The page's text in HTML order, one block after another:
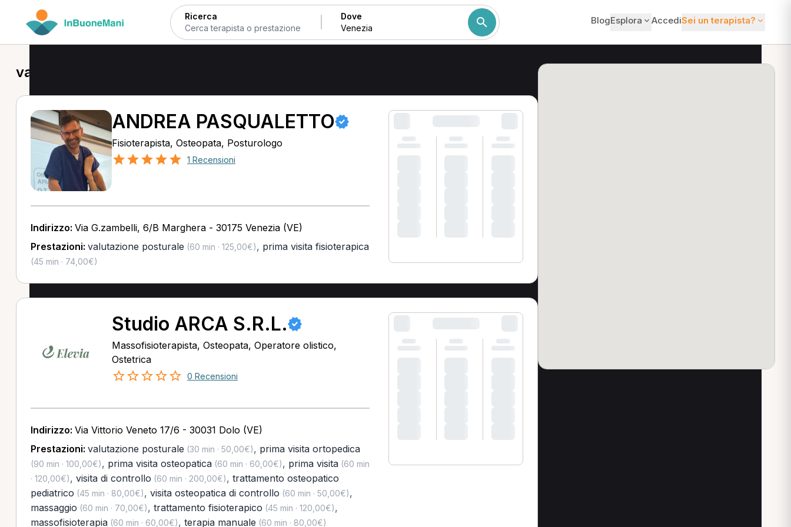
Ricerca Dove BlogEsplora AccediSei un terapista?
valutazione posturale a Venezia
ANDREA PASQUALETTO
Fisioterapista, Osteopata, Posturologo
1 Recensioni
Indirizzo: Via G.zambelli, 6/B Marghera - 30175 Venezia (VE)
Prestazioni: valutazione posturale (60 min · 125,00€), prima visita fisioterapica
(45 min · 74,00€)
Studio ARCA S.R.L.
Massofisioterapista, Osteopata, Operatore olistico,
Ostetrica
0 Recensioni
Indirizzo: Via Vittorio Veneto 17/6 - 30031 Dolo (VE)
Prestazioni: valutazione posturale (30 min · 50,00€), prima visita ortopedica
(90 min · 100,00€), prima visita osteopatica(60 min · 60,00€), prima visita(60 min
· 120,00€), visita di controllo (60 min · 200,00€), trattamento osteopatico
pediatrico (45 min · 80,00€), visita osteopatica di controllo (60 min · 50,00€),
massaggio (60 min · 70,00€), trattamento fisioterapico (45 min · 120,00€),
massofisioterapia(60 min · 60,00€), terapia manuale (60 min · 80,00€)